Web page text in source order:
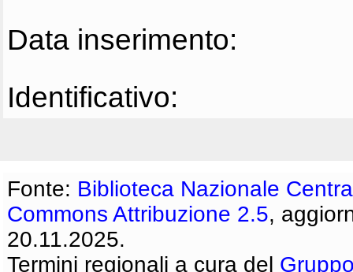
Data inserimento:
Identificativo:
Fonte: Biblioteca Nazionale
Commons Attribuzione 2.5,
20.11.2025.
Termini regionali a cura del